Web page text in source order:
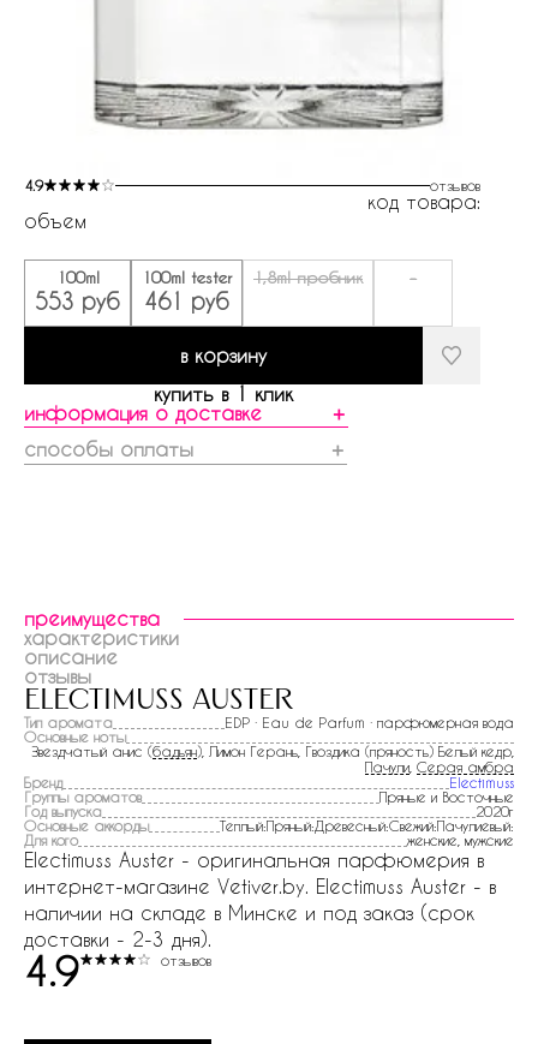
4.9 отзывов
код товара:
объем
100ml
553 руб
100ml tester
461 руб
1,8ml пробник -
в корзину
купить в 1 клик
информация о доставке
＋
способы оплаты
＋
преимущества
характеристики
описание
отзывы
electimuss auster
Тип аромата
EDP · Eau de Parfum · парфюмерная вода
Основные ноты
Звездчатый анис (бадьян), Лимон Герань, Гвоздика (пряность) Белый кедр,
Пачули Серая амбра
Бренд
Electimuss
Группы ароматов
Пряные и Восточные
Год выпуска
2020г
Основные аккорды
Теплый:Пряный:Древесный:Свежий:Пачулиевый:
Для кого
женские, мужские
Electimuss Auster - оригинальная парфюмерия в
интернет-магазине Vetiver.by. Electimuss Auster - в
наличии на складе в Минске и под заказ (срок
доставки - 2-3 дня).
4.9 отзывов